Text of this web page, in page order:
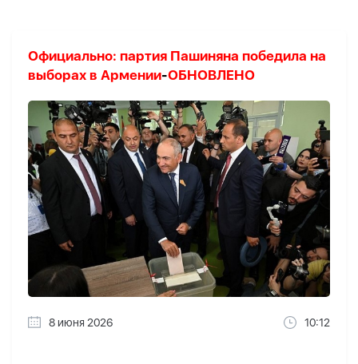
Официально: партия Пашиняна победила на
выборах в Армении-ОБНОВЛЕНО
8 июня 2026 10:12